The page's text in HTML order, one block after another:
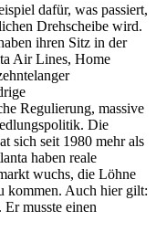
dafür, was passiert,
Drehscheibe wird.
ihren Sitz in der
Air Lines, Home
Regulierung, massive
Die
sich seit 1980 mehr als
haben reale
wuchs, die Löhne
kommen. Auch hier gilt:
musste einen